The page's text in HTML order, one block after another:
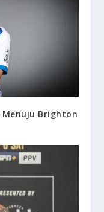
Brighton